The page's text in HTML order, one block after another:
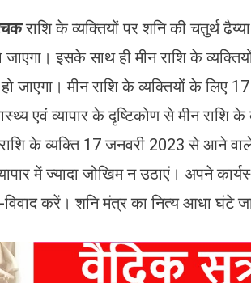
राशि के व्यक्तियों पर शनि की चतुर्थ
इसके साथ ही मीन राशि के
जाएगा। मीन राशि के व्यक्तियों के लिए
एवं व्यापार के दृष्टिकोण से मीन राशि के
के व्यक्ति 17 जनवरी 2023 से आने वाले
में ज्यादा जोखिम न उठाएं। अपने
विवाद करें। शनि मंत्र का नित्य आधा घंटे